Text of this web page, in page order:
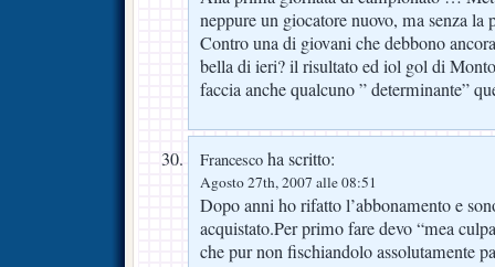
neppure un giocatore nuovo, ma senza la
Contro una di giovani che debbono
bella di ieri? il risultato ed iol gol di
faccia anche qualcuno ” determinante”
Francesco ha scritto:
Agosto 27th, 2007 alle 08:51
Dopo anni ho rifatto l’abbonamento e
acquistato.Per primo fare devo “mea
che pur non fischiandolo assolutamente